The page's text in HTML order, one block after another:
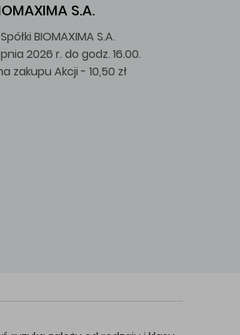
S.A.
BIOMAXIMA S.A.
2026 r. do godz. 16.00.
zakupu Akcji - 10,50 zł